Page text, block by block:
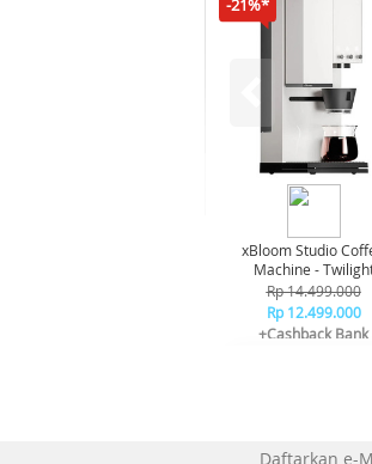
-21%*
xBloom Studio
Machine -
Rp 14.499.000
Rp 12.499.000
+Cashback Bank
Daftarkan e-